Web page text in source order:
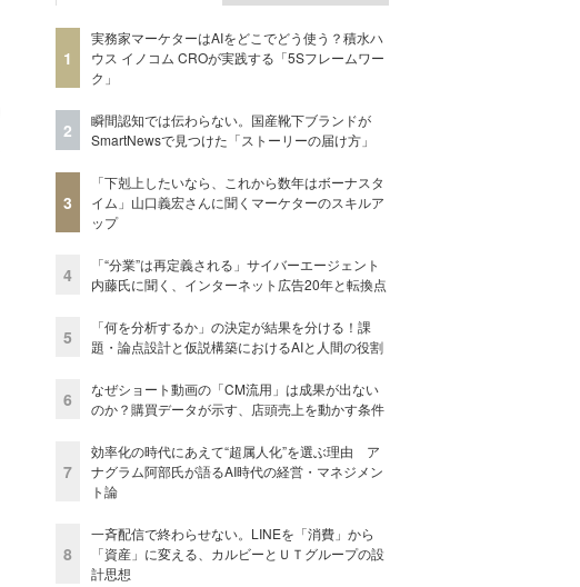
1
実務家マーケターはAIをどこでどう使う？積水ハ
ウス イノコム CROが実践する「5Sフレームワー
ク」
2
瞬間認知では伝わらない。国産靴下ブランドが
SmartNewsで見つけた「ストーリーの届け方」
3
「下剋上したいなら、これから数年はボーナスタ
イム」山口義宏さんに聞くマーケターのスキルア
ップ
4
「“分業”は再定義される」サイバーエージェント
内藤氏に聞く、インターネット広告20年と転換点
5
「何を分析するか」の決定が結果を分ける！課
題・論点設計と仮説構築におけるAIと人間の役割
6
なぜショート動画の「CM流用」は成果が出ない
のか？購買データが示す、店頭売上を動かす条件
7
効率化の時代にあえて“超属人化”を選ぶ理由 ア
ナグラム阿部氏が語るAI時代の経営・マネジメン
ト論
8
一斉配信で終わらせない。LINEを「消費」から
「資産」に変える、カルビーとＵＴグループの設
計思想